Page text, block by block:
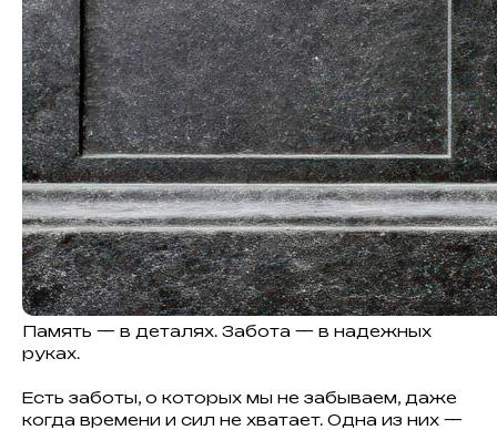
Память — в деталях. Забота — в надежных
руках.
Есть заботы, о которых мы не забываем, даже
когда времени и сил не хватает. Одна из них —